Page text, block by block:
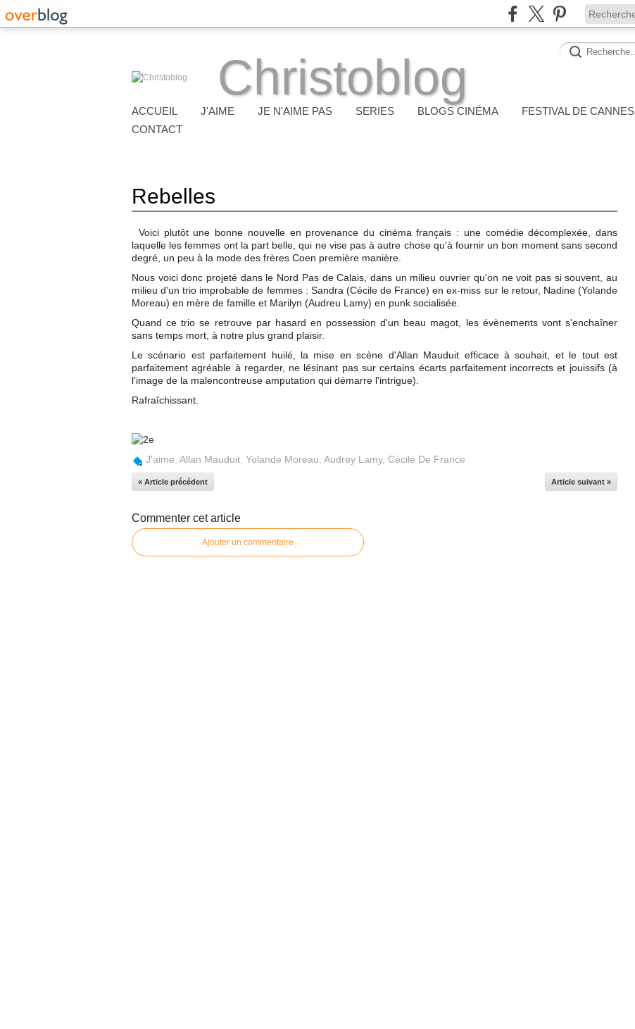
Christoblog
ACCUEIL J'AIME JE N'AIME PAS SERIES BLOGS CINÉMA FESTIVAL DE CANNES
CONTACT
Rebelles
Voici plutôt une bonne nouvelle en provenance du cinéma français : une comédie décomplexée, dans
laquelle les femmes ont la part belle, qui ne vise pas à autre chose qu'à fournir un bon moment sans second
degré, un peu à la mode des frères Coen première manière.
Nous voici donc projeté dans le Nord Pas de Calais, dans un milieu ouvrier qu'on ne voit pas si souvent, au
milieu d'un trio improbable de femmes : Sandra (Cécile de France) en ex-miss sur le retour, Nadine (Yolande
Moreau) en mère de famille et Marilyn (Audreu Lamy) en punk socialisée.
Quand ce trio se retrouve par hasard en possession d'un beau magot, les évènements vont s'enchaîner
sans temps mort, à notre plus grand plaisir.
Le scénario est parfaitement huilé, la mise en scène d'Allan Mauduit efficace à souhait, et le tout est
parfaitement agréable à regarder, ne lésinant pas sur certains écarts parfaitement incorrects et jouissifs (à
l'image de la malencontreuse amputation qui démarre l'intrigue).
Rafraîchissant.
J'aime Allan Mauduit Yolande Moreau Audrey Lamy, Cécile De France
« Article précédent Article suivant »
Commenter cet article
Ajouter un commentaire